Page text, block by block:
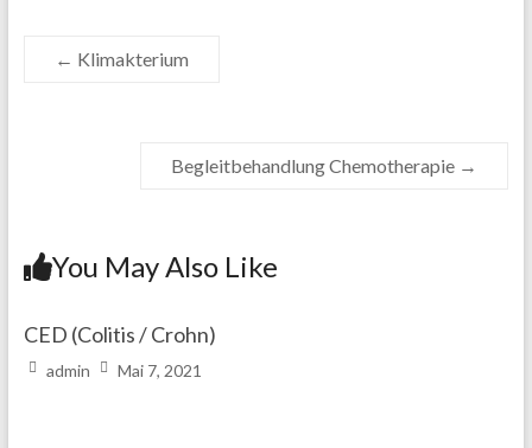
← Klimakterium
Begleitbehandlung Chemotherapie →
You May Also Like
CED (Colitis / Crohn)
admin Mai 7, 2021